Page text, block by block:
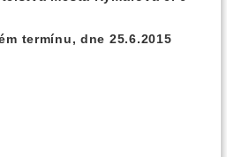
termínu, dne 25.6.2015